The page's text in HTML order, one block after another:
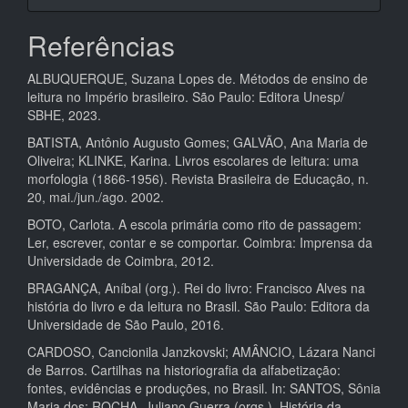
Referências
ALBUQUERQUE, Suzana Lopes de. Métodos de ensino de
leitura no Império brasileiro. São Paulo: Editora Unesp/
SBHE, 2023.
BATISTA, Antônio Augusto Gomes; GALVÃO, Ana Maria de
Oliveira; KLINKE, Karina. Livros escolares de leitura: uma
morfologia (1866-1956). Revista Brasileira de Educação, n.
20, mai./jun./ago. 2002.
BOTO, Carlota. A escola primária como rito de passagem:
Ler, escrever, contar e se comportar. Coimbra: Imprensa da
Universidade de Coimbra, 2012.
BRAGANÇA, Aníbal (org.). Rei do livro: Francisco Alves na
história do livro e da leitura no Brasil. São Paulo: Editora da
Universidade de São Paulo, 2016.
CARDOSO, Cancionila Janzkovski; AMÂNCIO, Lázara Nanci
de Barros. Cartilhas na historiografia da alfabetização:
fontes, evidências e produções, no Brasil. In: SANTOS, Sônia